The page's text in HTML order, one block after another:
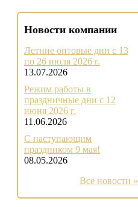
Новости компании
Летние оптовые дни с 13
по 26 июля 2026 г.
13.07.2026
Режим работы в
праздничные дни с 12
июня 2026 г.
11.06.2026
С наступающим
праздником 9 мая!
08.05.2026
Все новости »